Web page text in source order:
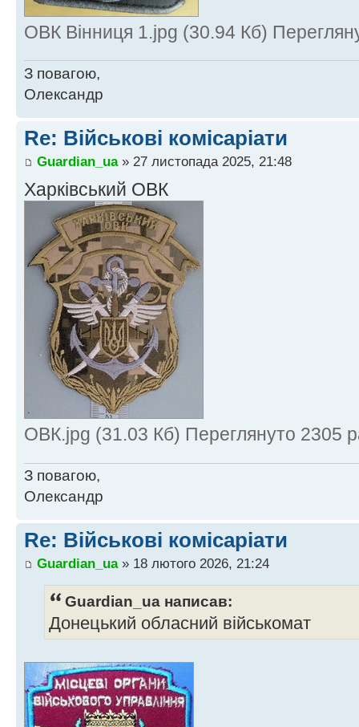
ОВК Вінниця 1.jpg (30.94 Кб)
З повагою,
Олександр
Re: Військові комісаріати
Guardian_ua» 27 листопада 2025, 21:48
Харківський ОВК
ОВК.jpg (31.03 Кб) Переглянуто 2305
З повагою,
Олександр
Re: Військові комісаріати
Guardian_ua» 18 лютого 2026, 21:24
Guardian_ua написав:
Донецький обласний військомат